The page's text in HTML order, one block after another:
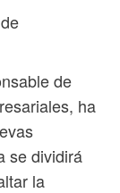
de
ha
se dividirá
la